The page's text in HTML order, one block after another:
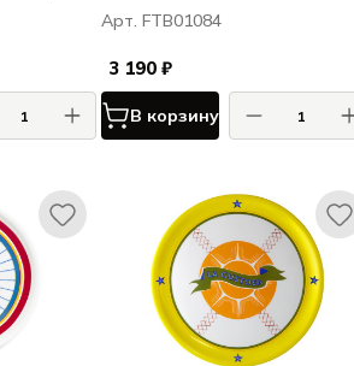
Арт. FTB01084
3 190 ₽
В корзину